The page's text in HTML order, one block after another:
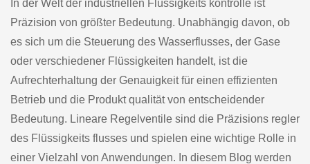
In der Welt der industriellen Flüssigkeits kontrolle ist
Präzision von größter Bedeutung. Unabhängig davon, ob
es sich um die Steuerung des Wasserflusses, der Gase
oder verschiedener Flüssigkeiten handelt, ist die
Aufrechterhaltung der Genauigkeit für einen effizienten
Betrieb und die Produkt qualität von entscheidender
Bedeutung. Lineare Regelventile sind die Präzisions regler
des Flüssigkeits flusses und spielen eine wichtige Rolle in
einer Vielzahl von Anwendungen. In diesem Blog werden